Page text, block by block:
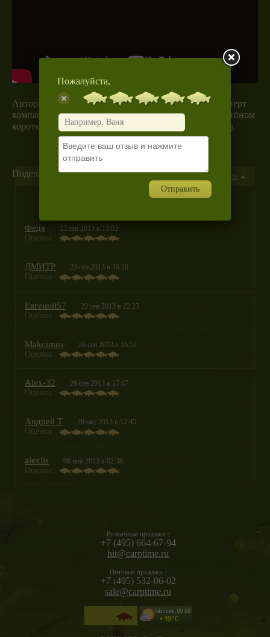
Авторитетный российский карпятник, ведущий эксперт
компании Carp Time, Александр Носовец в 8-ми серийном
короткометражном цикле о современной
ловле карпа.
Поделиться : Скрыть
Федя 23 сен 2013 в 13:02
Оценка :
ДМИТР 23 сен 2013 в 16:20
Оценка :
Евгений57 23 сен 2013 в 22:23
Оценка :
Makcimus 26 сен 2013 в 16:52
Оценка :
Alex-32 26 сен 2013 в 17:47
Оценка :
Андрей Т 29 окт 2013 в 12:45
Оценка :
alexlis 08 ноя 2013 в 02:38
Оценка :
Розничные продажи :
+7 (495) 664-67-94
hit@carptime.ru
Оптовые продажи :
+7 (495) 532-06-02
sale@carptime.ru
Пожалуйста,
Отправить